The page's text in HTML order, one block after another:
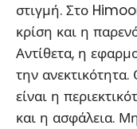
στιγμή. Στο
κρίση και η
Αντίθετα, η
την ανεκτικότητα.
είναι η
και η ασφάλεια.